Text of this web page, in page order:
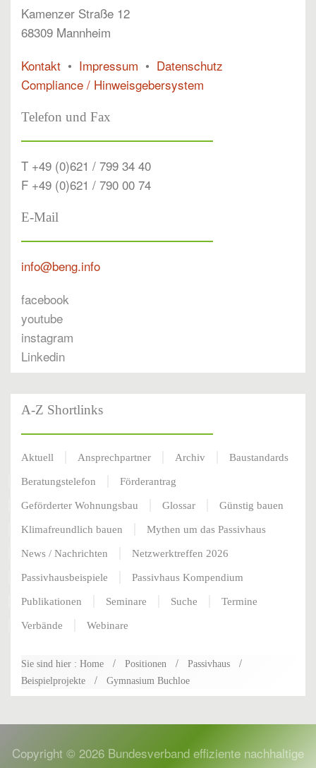
Kamenzer Straße 12
68309 Mannheim
Kontakt • Impressum • Datenschutz
Compliance / Hinweisgebersystem
Telefon und Fax
T +49 (0)621 / 799 34 40
F +49 (0)621 / 790 00 74
E-Mail
info@beng.info
facebook
youtube
instagram
Linkedin
A-Z Shortlinks
Aktuell Ansprechpartner Archiv Baustandards
Beratungstelefon Förderantrag
Geförderter Wohnungsbau Glossar Günstig bauen
Klimafreundlich bauen Mythen um das Passivhaus
News / Nachrichten Netzwerktreffen 2026
Passivhausbeispiele Passivhaus Kompendium
Publikationen Seminare Suche Termine
Verbände Webinare
Sie sind hier : Home Positionen
Passivhaus
Beispielprojekte
Gymnasium Buchloe
Copyright © 2026 Bundesverband effiziente nachhaltige